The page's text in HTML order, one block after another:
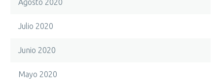
Agosto 2020
Julio 2020
Junio 2020
Mayo 2020